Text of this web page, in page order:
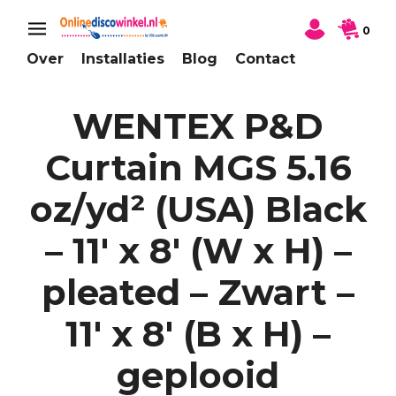
Over Installaties Blog Contact
0
WENTEX P&D
Curtain MGS 5.16
oz/yd² (USA) Black
– 11′ x 8′ (W x H) –
pleated – Zwart –
11′ x 8′ (B x H) –
geplooid